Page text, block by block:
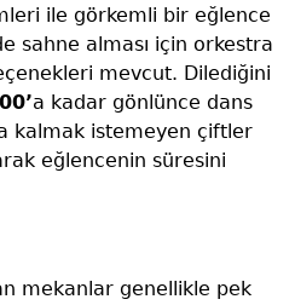
ile görkemli bir eğlence
sahne alması için orkestra
mevcut. Dilediğini
a kadar gönlünce dans
kalmak istemeyen çiftler
eğlencenin süresini
mekanlar genellikle pek